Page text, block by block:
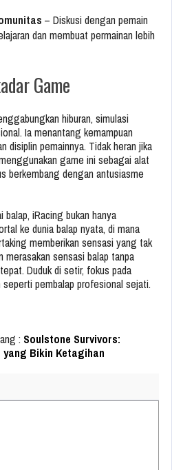
– Diskusi dengan pemain
dan membuat permainan lebih
Game
hiburan, simulasi
Ia menantang kemampuan
disiplin pemainnya. Tidak heran jika
game ini sebagai alat
berkembang dengan antusiasme
iRacing bukan hanya
ke dunia balap nyata, di mana
memberikan sensasi yang tak
merasakan sensasi balap tanpa
Duduk di setir, fokus pada
seperti pembalap profesional sejati.
: Soulstone Survivors:
yang Bikin Ketagihan